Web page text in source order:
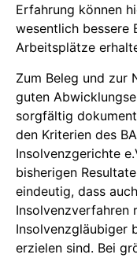
Erfahrung können
wesentlich bessere
Arbeitsplätze
Zum Beleg und zur
guten
sorgfältig
den Kriterien des
Insolvenzgerichte
bisherigen
eindeutig, dass
Insolvenzverfahren
Insolvenzgläubiger
erzielen sind. Bei